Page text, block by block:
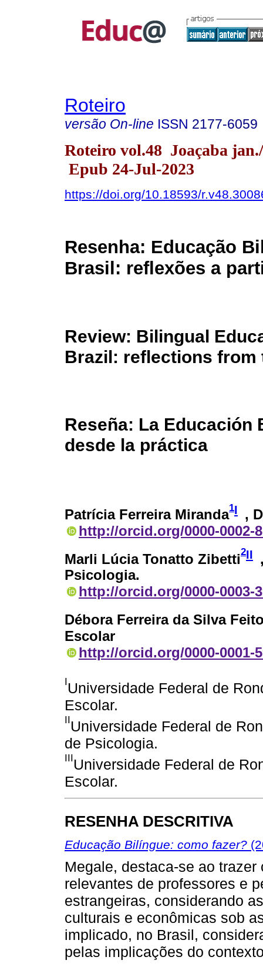
Roteiro
versão On-line ISSN 2177-6059
Roteiro vol.48 Joaçaba
Epub 24-Jul-2023
https://doi.org/10.18593/
Resenha: Educação
Brasil: reflexões a
Review: Bilingual
Brazil: reflections from
Reseña: La
desde la práctica
Patrícia Ferreira Miranda1I
,
http://orcid.org/0000-0002-
Marli Lúcia Tonatto Zibetti2II
Psicologia.
http://orcid.org/0000-0003-
Débora Ferreira da Silva
Escolar
http://orcid.org/0000-0001-
IUniversidade Federal de
Escolar.
IIUniversidade Federal de
de Psicologia.
IIIUniversidade Federal de
Escolar.
RESENHA DESCRITIVA
Educação Bilíngue: como fazer?
Megale, destaca-se ao
relevantes de professores e
estrangeiras, considerando
culturais e econômicas sob
implicado, no Brasil,
pelas implicações do